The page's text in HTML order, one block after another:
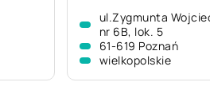
ul.Zygmunta
nr 6B, lok. 5
61-619 Poznań
wielkopolskie